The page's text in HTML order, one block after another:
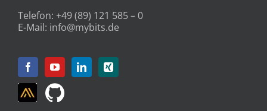
Telefon: +49 (89) 121 585 – 0
E-Mail: info@mybits.de